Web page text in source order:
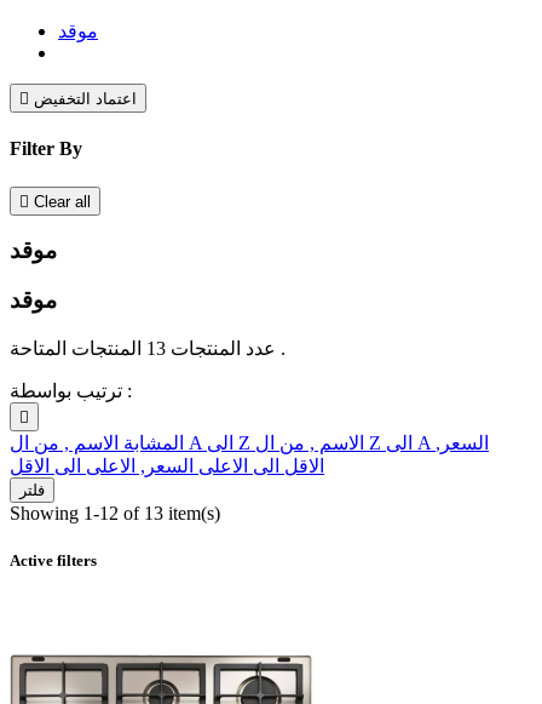
موقد
 اعتماد التخفيض
Filter By
 Clear all
موقد
موقد
عدد المنتجات 13 المنتجات المتاحة .
ترتيب بواسطة :

المشابة الاسم , من ال A الى Z الاسم , من ال Z الى A السعر,
الاقل الى الاعلى السعر, الاعلى الى الاقل
فلتر
Showing 1-12 of 13 item(s)
Active filters